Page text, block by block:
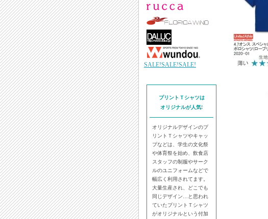
SALE!SALE!SALE!
プリントＴシャツは
オリジナルが人気!
オリジナルデザインのプ
リントＴシャツやキャッ
プなどは、学生の文化祭
や体育祭を始め、飲食店
スタッフの制服やサーク
ルのユニフォームなどで
幅広く利用されてます。
大量生産され、どこでも
同じデザイン…と思われ
ていたプリントＴシャツ
がオリジナルという付加